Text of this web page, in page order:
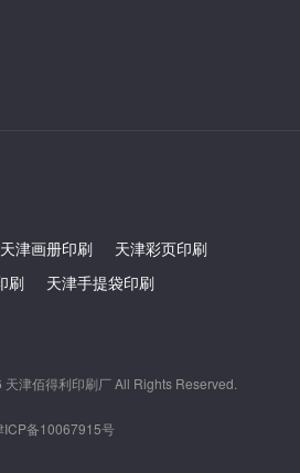
天津画册印刷
天津彩页印刷
刷
天津手提袋印刷
津佰得利印刷厂 All Rights Reserved.
ICP备10067915号